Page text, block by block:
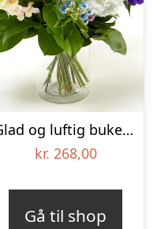
Glad og luftig buket – Send blomster med Bloomit
kr. 268,00
Gå til shop